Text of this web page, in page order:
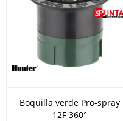
Boquilla verde Pro-spray
12F 360°